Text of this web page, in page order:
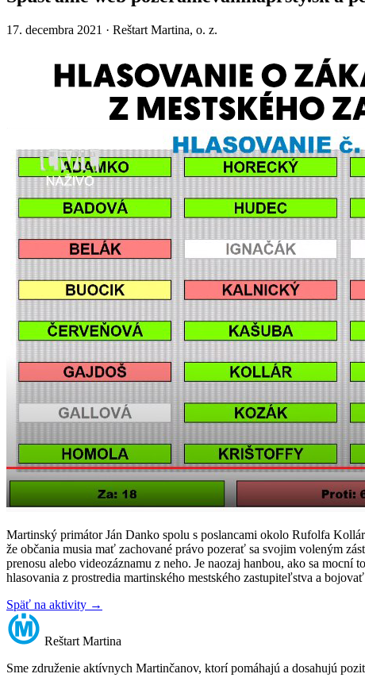
17. decembra 2021 · Reštart Martina, o. z.
Martinský primátor Ján Danko spolu s poslancami okolo Rufolfa
že občania musia mať zachované právo pozerať sa svojim voleným
prenosu alebo videozáznamu z neho. Je naozaj hanbou, ako sa
hlasovania z prostredia martinského mestského zastupiteľstva a
Späť na aktivity →
Reštart Martina
Sme združenie aktívnych Martinčanov, ktorí pomáhajú a dosahujú